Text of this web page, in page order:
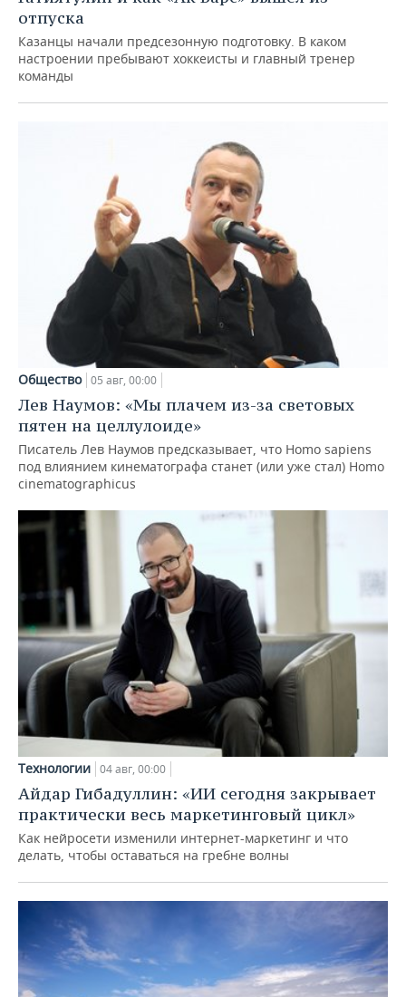
отпуска
Казанцы начали предсезонную подготовку. В каком
настроении пребывают хоккеисты и главный тренер
команды
Общество 05 авг, 00:00
Лев Наумов: «Мы плачем из-за световых
пятен на целлулоиде»
Писатель Лев Наумов предсказывает, что Homo sapiens
под влиянием кинематографа станет (или уже стал) Homo
cinematographicus
Технологии 04 авг, 00:00
Айдар Гибадуллин: «ИИ сегодня закрывает
практически весь маркетинговый цикл»
Как нейросети изменили интернет-маркетинг и что
делать, чтобы оставаться на гребне волны